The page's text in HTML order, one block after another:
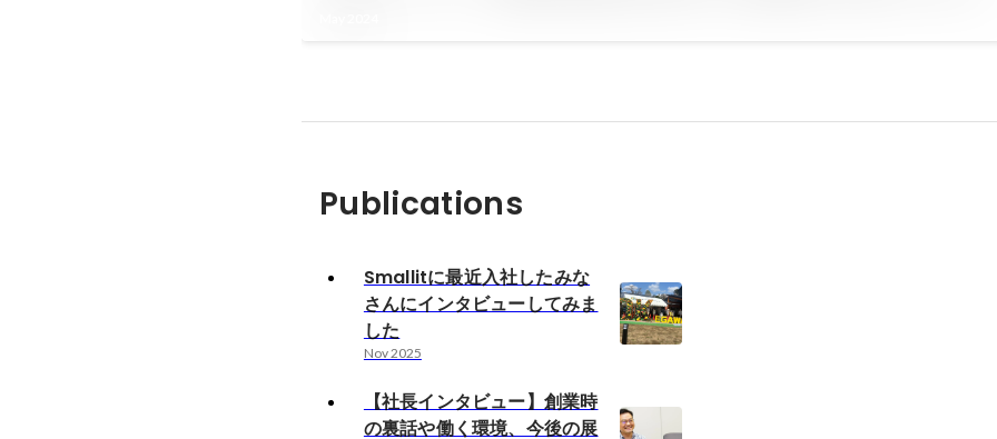
Publications
Smallitに最近入社したみな
さんにインタビューしてみま
した
Nov 2025
【社長インタビュー】創業時
の裏話や働く環境、今後の展